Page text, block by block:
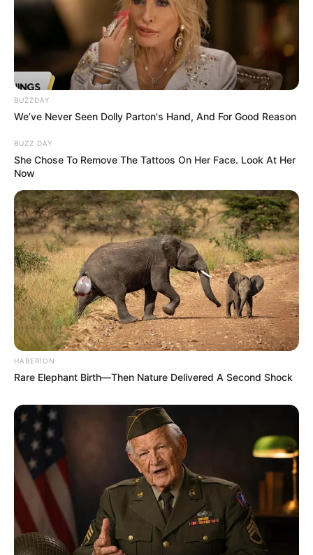
BUZZDAY
We’ve Never Seen Dolly Parton's Hand, And For Good Reason
BUZZ DAY
She Chose To Remove The Tattoos On Her Face. Look At Her
Now
HABERION
Rare Elephant Birth—Then Nature Delivered A Second Shock